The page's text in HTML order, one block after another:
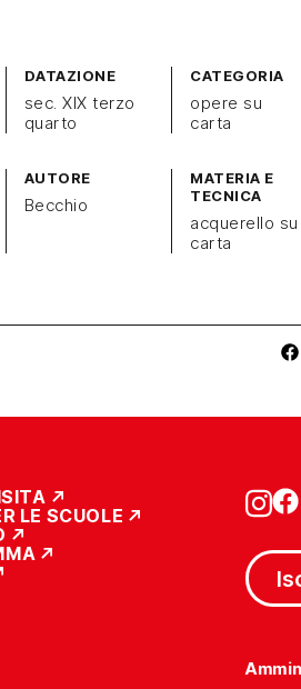
DATAZIONE
sec. XIX terzo
quarto
CATEGORIA
opere su
carta
AUTORE
Becchio
MATERIA E
TECNICA
acquerello su
carta
LE SCUOLE